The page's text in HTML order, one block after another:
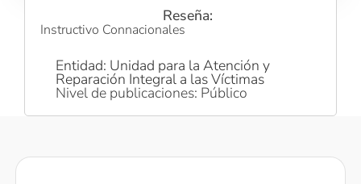
Reseña:
Instructivo Connacionales
Entidad: Unidad para la Atención y
Reparación Integral a las Víctimas
Nivel de publicaciones: Público